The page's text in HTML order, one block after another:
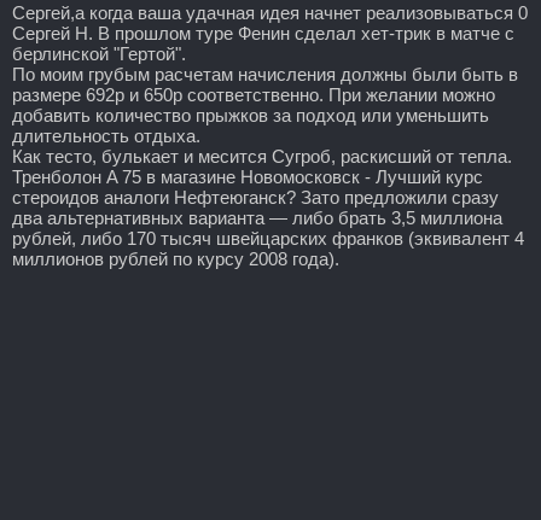
Сергей,а когда ваша удачная идея начнет реализовываться 0
Сергей Н. В прошлом туре Фенин сделал хет-трик в матче с
берлинской "Гертой".
По моим грубым расчетам начисления должны были быть в
размере 692р и 650р соответственно. При желании можно
добавить количество прыжков за подход или уменьшить
длительность отдыха.
Как тесто, булькает и месится Сугроб, раскисший от тепла.
Тренболон A 75 в магазине Новомосковск - Лучший курс
стероидов аналоги Нефтеюганск? Зато предложили сразу
два альтернативных варианта — либо брать 3,5 миллиона
рублей, либо 170 тысяч швейцарских франков (эквивалент 4
миллионов рублей по курсу 2008 года).